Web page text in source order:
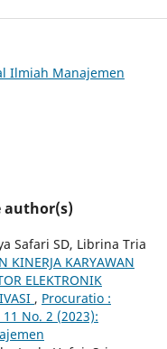
Ilmiah Manajemen
author(s)
Safari SD, Librina Tria
KINERJA KARYAWAN
ELEKTRONIK
, Procuratio :
No. 2 (2023):